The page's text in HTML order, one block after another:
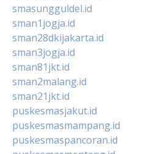
smasungguldel.id
sman1jogja.id
sman28dkijakarta.id
sman3jogja.id
sman81jkt.id
sman2malang.id
sman21jkt.id
puskesmasjakut.id
puskesmasmampang.id
puskesmaspancoran.id